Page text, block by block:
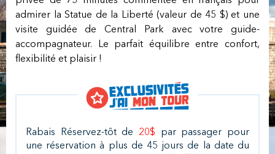
admirer la Statue de la Liberté (valeur de 45 $) et une
visite guidée de Central Park avec votre guide-
accompagnateur. Le parfait équilibre entre confort,
flexibilité et plaisir !
Rabais Réservez-tôt de 20$ par passager pour
une réservation à plus de 45 jours de la date du